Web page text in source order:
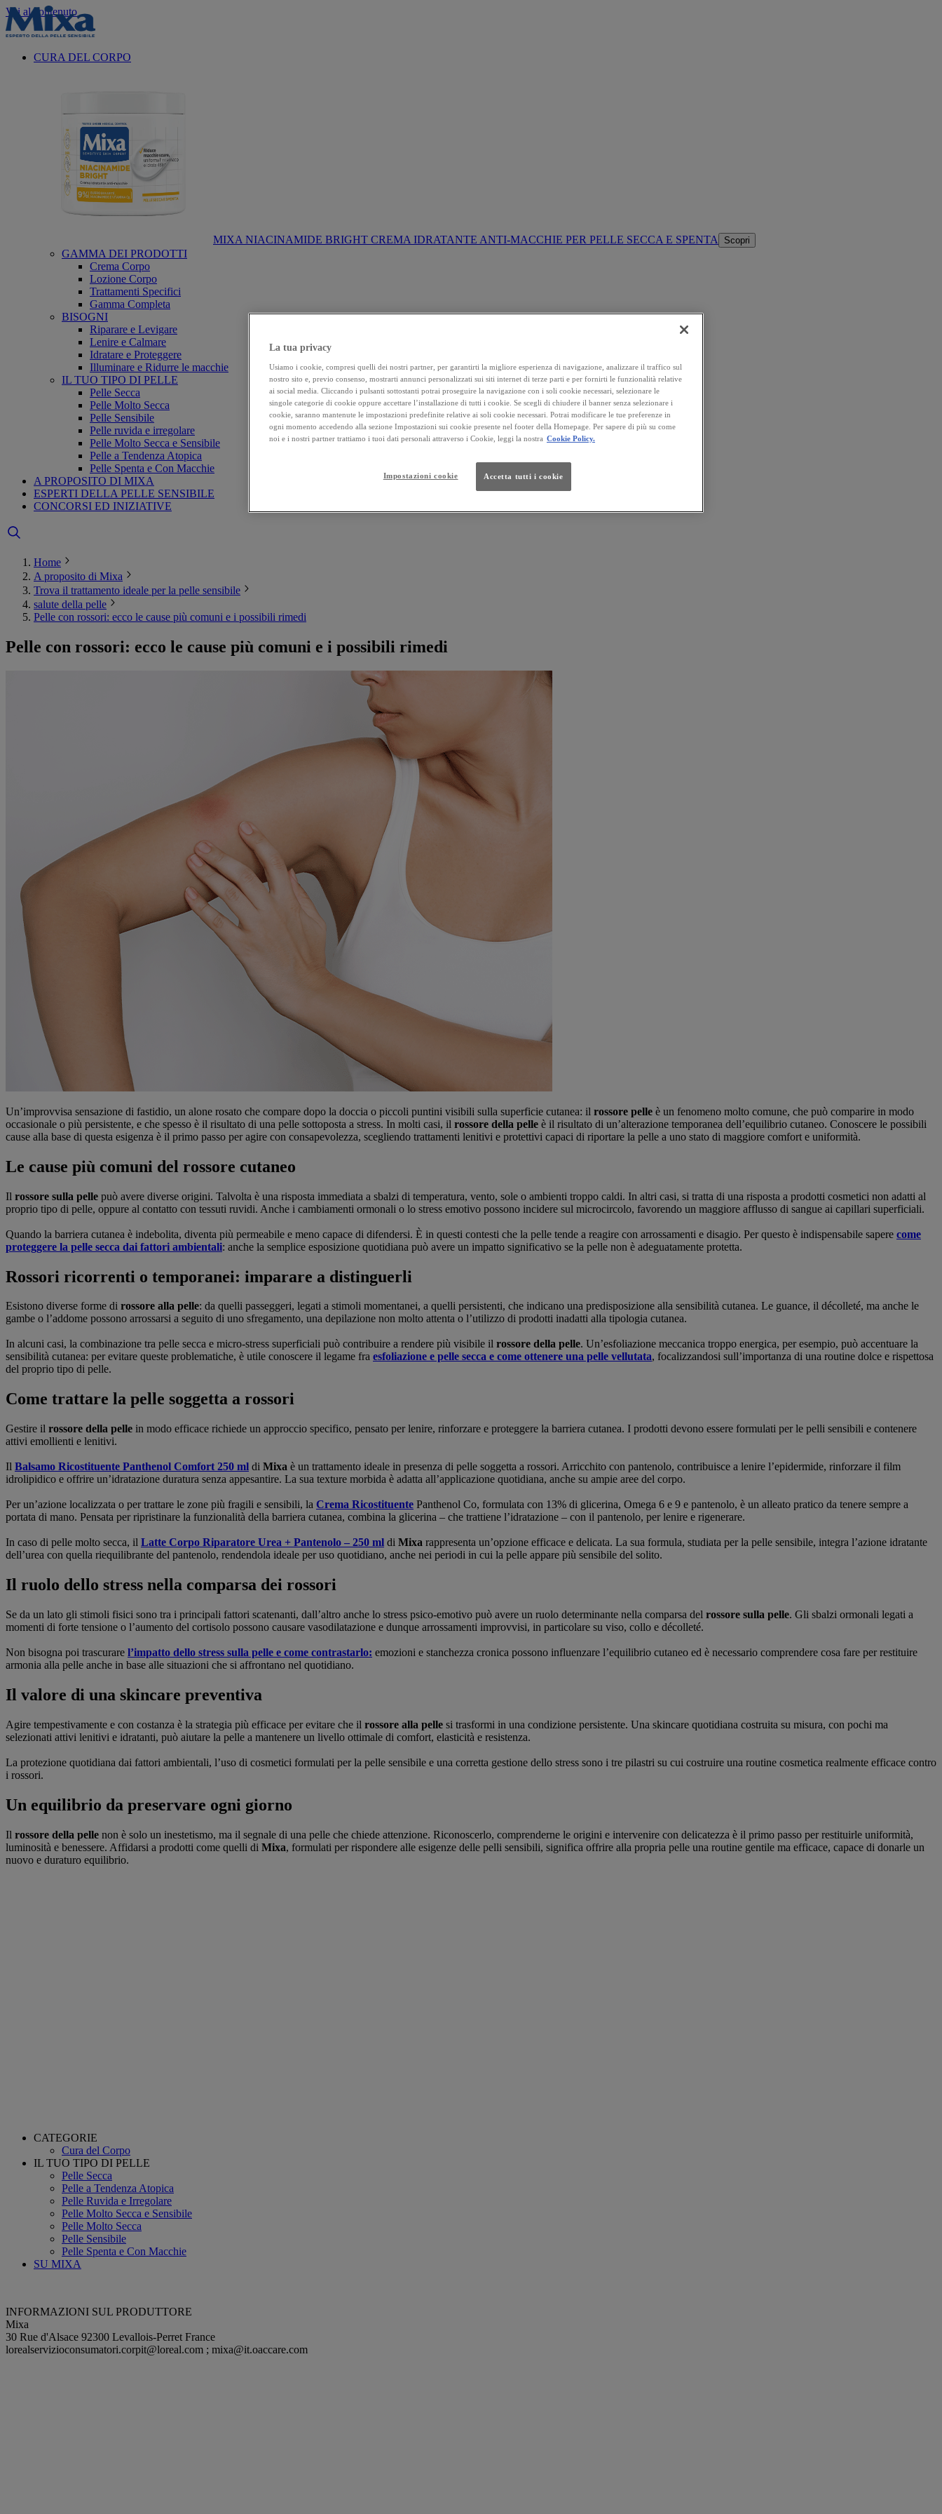
Vai al contenuto
CURA DEL CORPO
MIXA NIACINAMIDE BRIGHT CREMA IDRATANTE ANTI-MACCHIE PER PELLE SECCA E SPENTA Scopri
GAMMA DEI PRODOTTI
Crema Corpo
Lozione Corpo
Trattamenti Specifici
Gamma Completa
BISOGNI
Riparare e Levigare
Lenire e Calmare
Idratare e Proteggere
Illuminare e Ridurre le macchie
IL TUO TIPO DI PELLE
Pelle Secca
Pelle Molto Secca
Pelle Sensibile
Pelle ruvida e irregolare
Pelle Molto Secca e Sensibile
Pelle a Tendenza Atopica
Pelle Spenta e Con Macchie
A PROPOSITO DI MIXA
ESPERTI DELLA PELLE SENSIBILE
CONCORSI ED INIZIATIVE
Home
A proposito di Mixa
Trova il trattamento ideale per la pelle sensibile
salute della pelle
Pelle con rossori: ecco le cause più comuni e i possibili rimedi
Pelle con rossori: ecco le cause più comuni e i possibili rimedi
Un’improvvisa sensazione di fastidio, un alone rosato che compare dopo la doccia o piccoli puntini visibili sulla superficie cutanea: il rossore pelle è un fenomeno molto comune, che può comparire in modo
occasionale o più persistente, e che spesso è il risultato di una pelle sottoposta a stress. In molti casi, il rossore della pelle è il risultato di un’alterazione temporanea dell’equilibrio cutaneo. Conoscere le possibili
cause alla base di questa esigenza è il primo passo per agire con consapevolezza, scegliendo trattamenti lenitivi e protettivi capaci di riportare la pelle a uno stato di maggiore comfort e uniformità.
Le cause più comuni del rossore cutaneo
Il rossore sulla pelle può avere diverse origini. Talvolta è una risposta immediata a sbalzi di temperatura, vento, sole o ambienti troppo caldi. In altri casi, si tratta di una risposta a prodotti cosmetici non adatti al
proprio tipo di pelle, oppure al contatto con tessuti ruvidi. Anche i cambiamenti ormonali o lo stress emotivo possono incidere sul microcircolo, favorendo un maggiore afflusso di sangue ai capillari superficiali.
Quando la barriera cutanea è indebolita, diventa più permeabile e meno capace di difendersi. È in questi contesti che la pelle tende a reagire con arrossamenti e disagio. Per questo è indispensabile sapere come
proteggere la pelle secca dai fattori ambientali: anche la semplice esposizione quotidiana può avere un impatto significativo se la pelle non è adeguatamente protetta.
Rossori ricorrenti o temporanei: imparare a distinguerli
Esistono diverse forme di rossore alla pelle: da quelli passeggeri, legati a stimoli momentanei, a quelli persistenti, che indicano una predisposizione alla sensibilità cutanea. Le guance, il décolleté, ma anche le
gambe o l’addome possono arrossarsi a seguito di uno sfregamento, una depilazione non molto attenta o l’utilizzo di prodotti inadatti alla tipologia cutanea.
In alcuni casi, la combinazione tra pelle secca e micro-stress superficiali può contribuire a rendere più visibile il rossore della pelle. Un’esfoliazione meccanica troppo energica, per esempio, può accentuare la
sensibilità cutanea: per evitare queste problematiche, è utile conoscere il legame fra esfoliazione e pelle secca e come ottenere una pelle vellutata, focalizzandosi sull’importanza di una routine dolce e rispettosa
del proprio tipo di pelle.
Come trattare la pelle soggetta a rossori
Gestire il rossore della pelle in modo efficace richiede un approccio specifico, pensato per lenire, rinforzare e proteggere la barriera cutanea. I prodotti devono essere formulati per le pelli sensibili e contenere
attivi emollienti e lenitivi.
Il Balsamo Ricostituente Panthenol Comfort 250 ml di Mixa è un trattamento ideale in presenza di pelle soggetta a rossori. Arricchito con pantenolo, contribuisce a lenire l’epidermide, rinforzare il film
idrolipidico e offrire un’idratazione duratura senza appesantire. La sua texture morbida è adatta all’applicazione quotidiana, anche su ampie aree del corpo.
Per un’azione localizzata o per trattare le zone più fragili e sensibili, la Crema Ricostituente Panthenol Co, formulata con 13% di glicerina, Omega 6 e 9 e pantenolo, è un alleato pratico da tenere sempre a
portata di mano. Pensata per ripristinare la funzionalità della barriera cutanea, combina la glicerina – che trattiene l’idratazione – con il pantenolo, per lenire e rigenerare.
In caso di pelle molto secca, il Latte Corpo Riparatore Urea + Pantenolo – 250 ml di Mixa rappresenta un’opzione efficace e delicata. La sua formula, studiata per la pelle sensibile, integra l’azione idratante
dell’urea con quella riequilibrante del pantenolo, rendendola ideale per uso quotidiano, anche nei periodi in cui la pelle appare più sensibile del solito.
Il ruolo dello stress nella comparsa dei rossori
Se da un lato gli stimoli fisici sono tra i principali fattori scatenanti, dall’altro anche lo stress psico-emotivo può avere un ruolo determinante nella comparsa del rossore sulla pelle. Gli sbalzi ormonali legati a
momenti di forte tensione o l’aumento del cortisolo possono causare vasodilatazione e dunque arrossamenti improvvisi, in particolare su viso, collo e décolleté.
Non bisogna poi trascurare l’impatto dello stress sulla pelle e come contrastarlo: emozioni e stanchezza cronica possono influenzare l’equilibrio cutaneo ed è necessario comprendere cosa fare per restituire
armonia alla pelle anche in base alle situazioni che si affrontano nel quotidiano.
Il valore di una skincare preventiva
Agire tempestivamente e con costanza è la strategia più efficace per evitare che il rossore alla pelle si trasformi in una condizione persistente. Una skincare quotidiana costruita su misura, con pochi ma
selezionati attivi lenitivi e idratanti, può aiutare la pelle a mantenere un livello ottimale di comfort, elasticità e resistenza.
La protezione quotidiana dai fattori ambientali, l’uso di cosmetici formulati per la pelle sensibile e una corretta gestione dello stress sono i tre pilastri su cui costruire una routine cosmetica realmente efficace contro
i rossori.
Un equilibrio da preservare ogni giorno
Il rossore della pelle non è solo un inestetismo, ma il segnale di una pelle che chiede attenzione. Riconoscerlo, comprenderne le origini e intervenire con delicatezza è il primo passo per restituirle uniformità,
luminosità e benessere. Affidarsi a prodotti come quelli di Mixa, formulati per rispondere alle esigenze delle pelli sensibili, significa offrire alla propria pelle una routine gentile ma efficace, capace di donarle un
nuovo e duraturo equilibrio.
CATEGORIE
Cura del Corpo
IL TUO TIPO DI PELLE
Pelle Secca
Pelle a Tendenza Atopica
Pelle Ruvida e Irregolare
Pelle Molto Secca e Sensibile
Pelle Molto Secca
Pelle Sensibile
Pelle Spenta e Con Macchie
SU MIXA
INFORMAZIONI SUL PRODUTTORE
Mixa
30 Rue d'Alsace 92300 Levallois-Perret France
lorealservizioconsumatori.corpit@loreal.com ; mixa@it.oaccare.com
La tua privacy
Usiamo i cookie, compresi quelli dei nostri partner, per garantirti la migliore esperienza di navigazione, analizzare il traffico sul
nostro sito e, previo consenso, mostrarti annunci personalizzati sui siti internet di terze parti e per fornirti le funzionalità relative
ai social media. Cliccando i pulsanti sottostanti potrai proseguire la navigazione con i soli cookie necessari, selezionare le
singole categorie di cookie oppure accettare l’installazione di tutti i cookie. Se scegli di chiudere il banner senza selezionare i
cookie, saranno mantenute le impostazioni predefinite relative ai soli cookie necessari. Potrai modificare le tue preferenze in
ogni momento accedendo alla sezione Impostazioni sui cookie presente nel footer della Homepage. Per sapere di più su come
noi e i nostri partner trattiamo i tuoi dati personali attraverso i Cookie, leggi la nostra Cookie Policy.
Impostazioni cookie Accetta tutti i cookie